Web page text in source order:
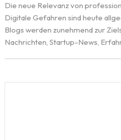
Die neue Relevanz von
Digitale Gefahren sind heute
Blogs werden zunehmend zur
Nachrichten, Startup-News,